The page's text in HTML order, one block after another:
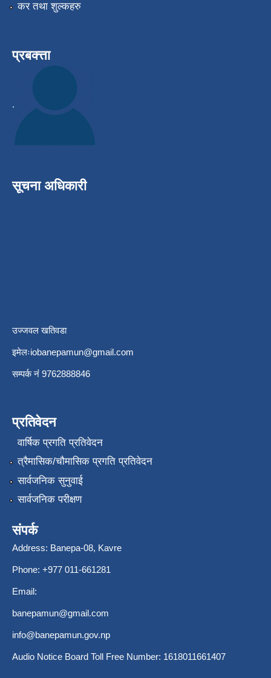
कर तथा शुल्कहरु
प्रबक्त्ता
.
सूचना अधिकारी
उज्जवल खतिवडा
इमेलःiobanepamun@gmail.com
सम्पर्क नंं 9762888846
प्रतिवेदन
वार्षिक प्रगति प्रतिवेदन
त्रैमासिक/चौमासिक प्रगति प्रतिवेदन
सार्वजनिक सुनुवाई
सार्वजनिक परीक्षण
संपर्क
Address: Banepa-08, Kavre
Phone: +977 011-661281
Email:
banepamun@gmail.com
info@banepamun.gov.np
Audio Notice Board Toll Free Number: 1618011661407